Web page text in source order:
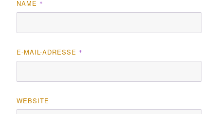
NAME *
E-MAIL-ADRESSE *
WEBSITE